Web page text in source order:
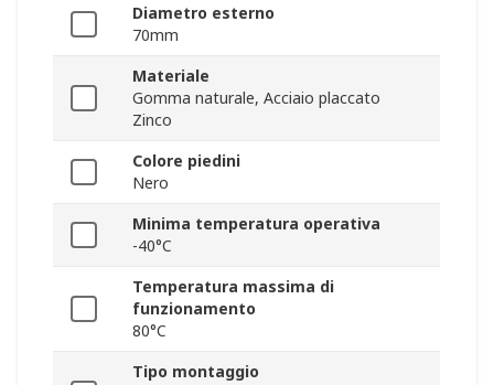
Diametro esterno
70mm
Materiale
Gomma naturale, Acciaio placcato
Zinco
Colore piedini
Nero
Minima temperatura operativa
-40°C
Temperatura massima di
funzionamento
80°C
Tipo montaggio